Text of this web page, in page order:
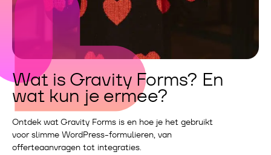
Wat is Gravity Forms? En
wat kun je ermee?
Ontdek wat Gravity Forms is en hoe je het gebruikt
voor slimme WordPress-formulieren, van
offerteaanvragen tot integraties.